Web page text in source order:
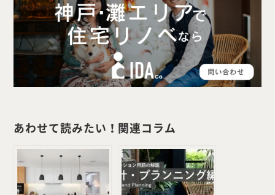
あわせて読みたい！関連コラム